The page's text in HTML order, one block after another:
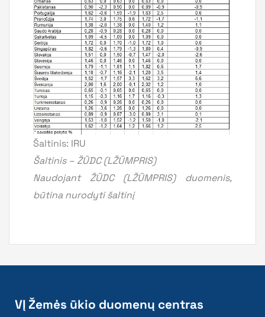
Šaltinis: IRU
Šaltinis – ŽŪDC (LŽŪMPRIS)
Naudojant ŽŪDC (LŽŪMPRIS) duomenis,
būtina nurodyti šaltinį
VĮ Žemės ūkio duomenų centras